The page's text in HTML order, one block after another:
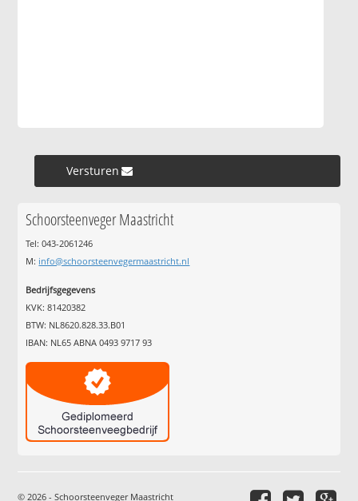
Versturen »
Schoorsteenveger Maastricht
Tel: 043-2061246
M: info@schoorsteenvegermaastricht.nl
Bedrijfsgegevens
KVK: 81420382
BTW: NL8620.828.33.B01
IBAN: NL65 ABNA 0493 9717 93
© 2026 - Schoorsteenveger Maastricht